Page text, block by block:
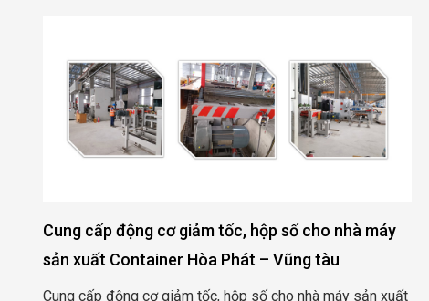
Cung cấp động cơ giảm tốc, hộp số cho nhà máy
sản xuất Container Hòa Phát – Vũng tàu
Cung cấp động cơ giảm tốc, hộp số cho nhà máy sản xuất